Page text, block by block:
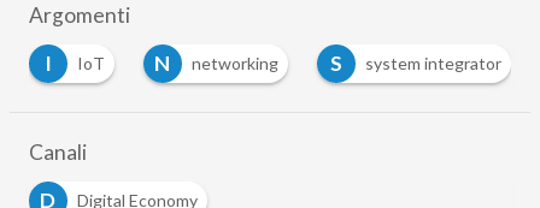
Argomenti
I
IoT N networking S system integrator
Canali
D
Digital Economy